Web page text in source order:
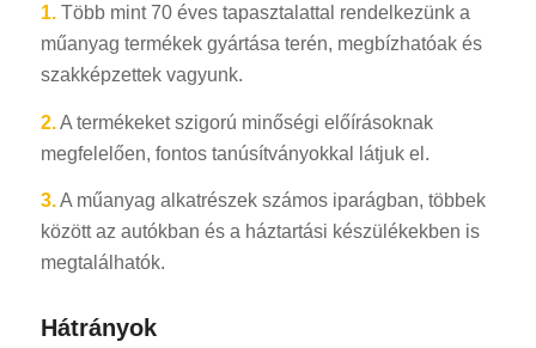
1.Több mint 70 éves tapasztalattal rendelkezünk a
műanyag termékek gyártása terén, megbízhatóak és
szakképzettek vagyunk.
2.A termékeket szigorú minőségi előírásoknak
megfelelően, fontos tanúsítványokkal látjuk el.
3.A műanyag alkatrészek számos iparágban, többek
között az autókban és a háztartási készülékekben is
megtalálhatók.
Hátrányok